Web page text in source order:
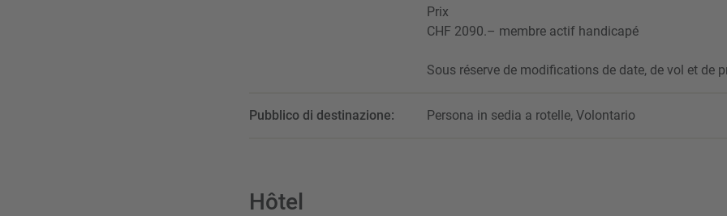
Prix
CHF 2090.– membre actif handicapé
Sous réserve de modifications de date, de vol et de
Pubblico di destinazione: Persona in sedia a rotelle, Volontario
Hôtel